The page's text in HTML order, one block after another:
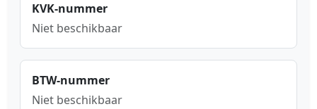
KVK-nummer
Niet beschikbaar
BTW-nummer
Niet beschikbaar